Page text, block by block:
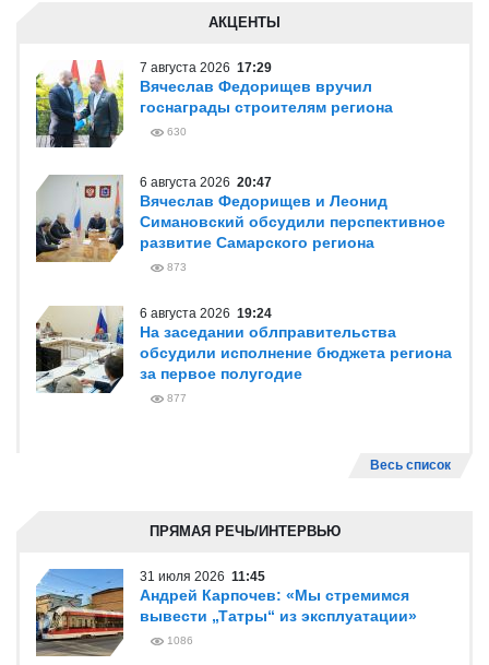
АКЦЕНТЫ
7 августа 2026 17:29
Вячеслав Федорищев вручил
госнаграды строителям региона
630
6 августа 2026 20:47
Вячеслав Федорищев и Леонид
Симановский обсудили перспективное
развитие Самарского региона
873
6 августа 2026 19:24
На заседании облправительства
обсудили исполнение бюджета региона
за первое полугодие
877
Весь список
ПРЯМАЯ РЕЧЬ/ИНТЕРВЬЮ
31 июля 2026 11:45
Андрей Карпочев: «Мы стремимся
вывести „Татры“ из эксплуатации»
1086